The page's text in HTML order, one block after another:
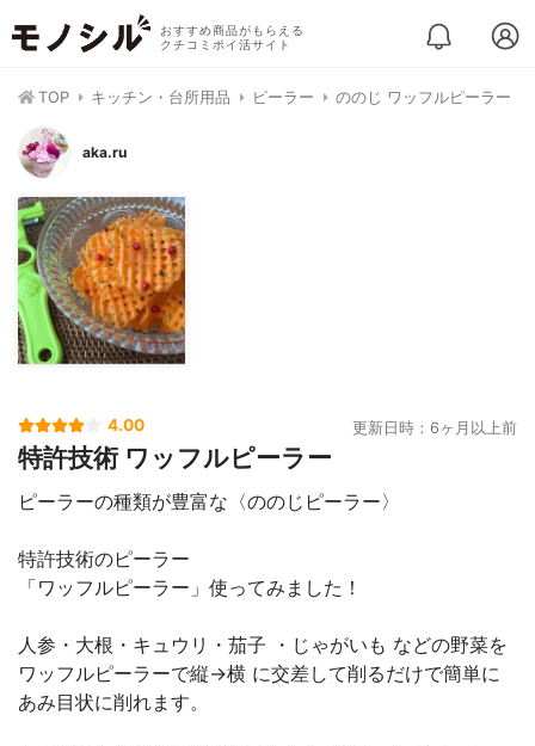
おすすめ商品がもらえる
クチコミポイ活サイト
TOP キッチン・台所用品 ピーラー ののじ ワッフルピーラー
aka.ru
4.00 更新日時：6ヶ月以上前
特許技術 ワッフルピーラー
ピーラーの種類が豊富な〈ののじピーラー〉
特許技術のピーラー
「ワッフルピーラー」使ってみました！
人参・大根・キュウリ・茄子 ・じゃがいも などの野菜を
ワッフルピーラーで縦→横 に交差して削るだけで簡単に
あみ目状に削れます。